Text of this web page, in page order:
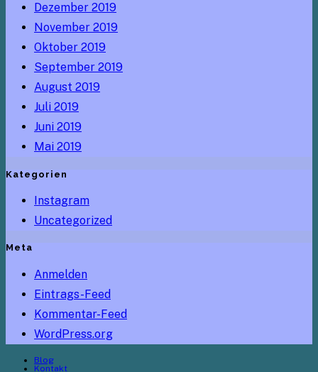
Dezember 2019
November 2019
Oktober 2019
September 2019
August 2019
Juli 2019
Juni 2019
Mai 2019
Kategorien
Instagram
Uncategorized
Meta
Anmelden
Eintrags-Feed
Kommentar-Feed
WordPress.org
Blog
Kontakt